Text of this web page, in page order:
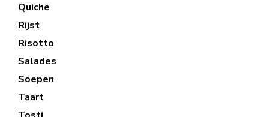
Quiche
Rijst
Risotto
Salades
Soepen
Taart